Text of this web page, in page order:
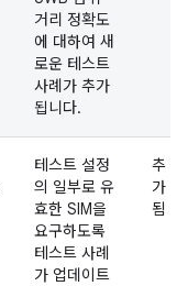
거리 정확도
에 대하여 새
로운 테스트
사례가 추가
됩니다.
테스트 설정
의 일부로 유
효한 SIM을
요구하도록
테스트 사례
가 업데이트
추
가
됨